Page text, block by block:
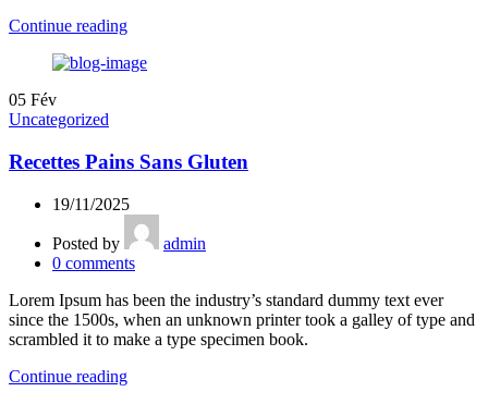
Continue reading
05 Fév
Uncategorized
Recettes Pains Sans Gluten
19/11/2025
Posted by
admin
0 comments
Lorem Ipsum has been the industry’s standard dummy text ever
since the 1500s, when an unknown printer took a galley of type and
scrambled it to make a type specimen book.
Continue reading